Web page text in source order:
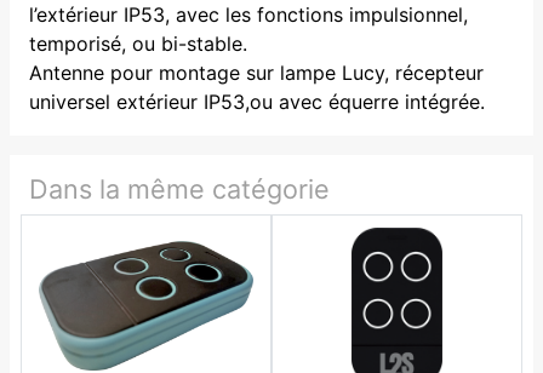
l’extérieur IP53, avec les fonctions impulsionnel,
temporisé, ou bi-stable.
Antenne pour montage sur lampe Lucy, récepteur
universel extérieur IP53,ou avec équerre intégrée.
Dans la même catégorie